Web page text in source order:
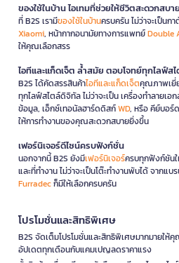
ของใช้ในบ้าน ไอเทมที่ช่วยให้ชีวิตสะดวกสบ
ที่ B2S เรามีของใช้ในบ้านครบครัน ไม่ว่าจะเป็นก
Xiaomi, หน้ากากอนามัยทางการแพทย์Double
ให้คุณเลือกสรร
ไอทีและแก็ดเจ็ต ล้ำสมัย ตอบโจทย์ทุกไลฟ์ส
B2S ได้คัดสรรสินค้าไอทีและแก็ดเจ็ตคุณภาพเยี่
ทุกไลฟ์สไตล์ดิจิทัล ไม่ว่าจะเป็น เครื่องทำลายเอก
ข้อมูล, เอ็กซ์เทอนัลฮาร์ดดิสก์WD, หรือ คีย์บอร์
ให้การทำงานของคุณสะดวกสบายยิ่งขึ้น
เฟอร์นิเจอร์ดีไซน์ครบฟังก์ชั่น
นอกจากนี้ B2S ยังมีเฟอร์นิเจอร์ครบทุกฟังก์ชัน
และที่ทำงาน ไม่ว่าจะเป็นโต๊ะทำงานพับได้ จากแบ
Furradecก็มีให้เลือกครบครัน
โปรโมชั่นและสิทธิพิเศษ
B2S จัดเต็มโปรโมชั่นและสิทธิพิเศษมากมายให้
อัปเดตทุกเดือนกับแคมเปญลดราคาแรง